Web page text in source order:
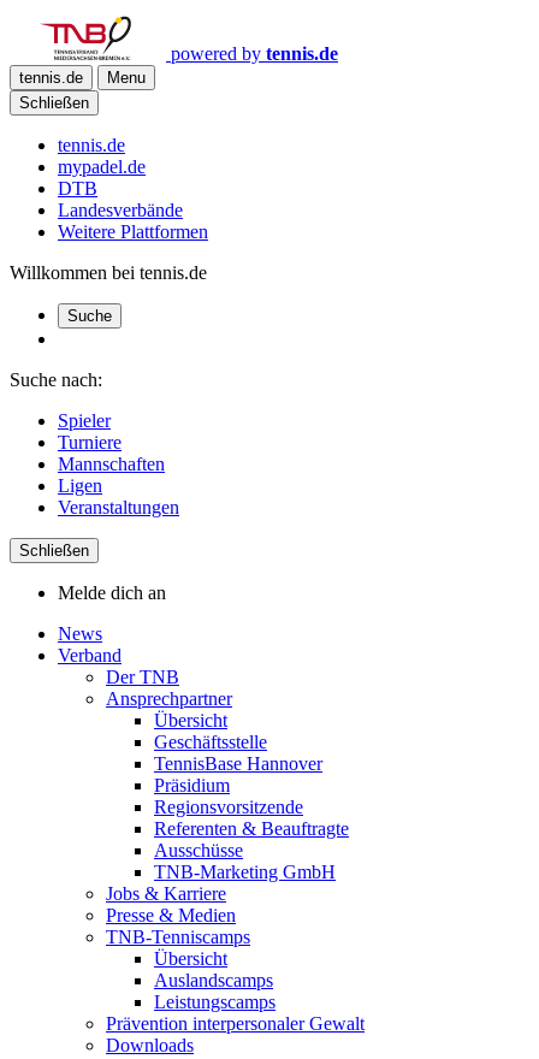
powered by tennis.de
tennis.de
Menu
Schließen
tennis.de
mypadel.de
DTB
Landesverbände
Weitere Plattformen
Willkommen bei tennis.de
Suche
Suche nach:
Spieler
Turniere
Mannschaften
Ligen
Veranstaltungen
Schließen
Melde dich an
News
Verband
Der TNB
Ansprechpartner
Übersicht
Geschäftsstelle
TennisBase Hannover
Präsidium
Regionsvorsitzende
Referenten & Beauftragte
Ausschüsse
TNB-Marketing GmbH
Jobs & Karriere
Presse & Medien
TNB-Tenniscamps
Übersicht
Auslandscamps
Leistungscamps
Prävention interpersonaler Gewalt
Downloads